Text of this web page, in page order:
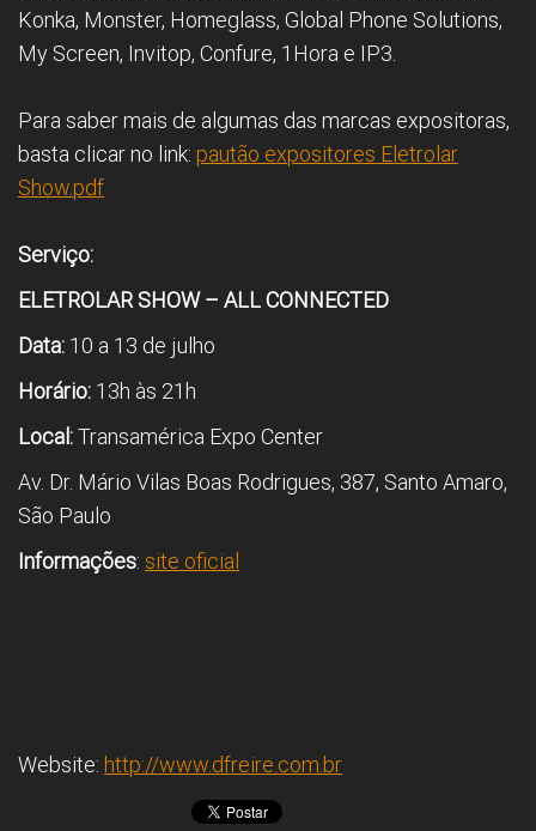
Konka, Monster, Homeglass, Global Phone Solutions,
My Screen, Invitop, Confure, 1Hora e IP3.
Para saber mais de algumas das marcas expositoras,
basta clicar no link: pautão expositores Eletrolar
Show.pdf
Serviço:
ELETROLAR SHOW – ALL CONNECTED
Data: 10 a 13 de julho
Horário: 13h às 21h
Local:Transamérica Expo Center
Av. Dr. Mário Vilas Boas Rodrigues, 387, Santo Amaro,
São Paulo
Informações: site oficial
Website: http://www.dfreire.com.br